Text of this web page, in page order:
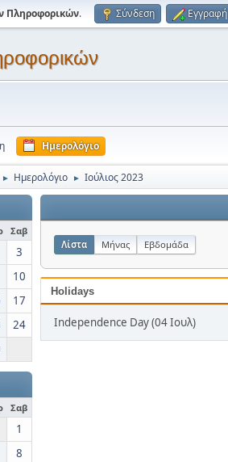
Πληροφορικών. Σύνδεση Εγγραφή
Ημερολόγιο
► Ημερολόγιο ► Ιούλιος 2023
Σαβ
3
10
17
24
Σαβ
1
8
Λίστα Μήνας Εβδομάδα
Holidays
Independence Day (04 Ιουλ)